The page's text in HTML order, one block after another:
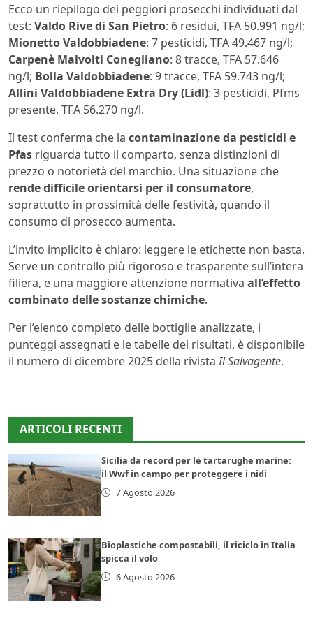
Ecco un riepilogo dei peggiori prosecchi individuati dal
test: Valdo Rive di San Pietro: 6 residui, TFA 50.991 ng/l;
Mionetto Valdobbiadene: 7 pesticidi, TFA 49.467 ng/l;
Carpenè Malvolti Conegliano: 8 tracce, TFA 57.646
ng/l; Bolla Valdobbiadene: 9 tracce, TFA 59.743 ng/l;
Allini Valdobbiadene Extra Dry (Lidl): 3 pesticidi, Pfms
presente, TFA 56.270 ng/l.
Il test conferma che la contaminazione da pesticidi e
Pfas riguarda tutto il comparto, senza distinzioni di
prezzo o notorietà del marchio. Una situazione che
rende difficile orientarsi per il consumatore,
soprattutto in prossimità delle festività, quando il
consumo di prosecco aumenta.
L’invito implicito è chiaro: leggere le etichette non basta.
Serve un controllo più rigoroso e trasparente sull’intera
filiera, e una maggiore attenzione normativa all’effetto
combinato delle sostanze chimiche.
Per l’elenco completo delle bottiglie analizzate, i
punteggi assegnati e le tabelle dei risultati, è disponibile
il numero di dicembre 2025 della rivistaIl Salvagente.
ARTICOLI RECENTI
Sicilia da record per le tartarughe marine:
il Wwf in campo per proteggere i nidi
7 Agosto 2026
Bioplastiche compostabili, il riciclo in Italia
spicca il volo
6 Agosto 2026